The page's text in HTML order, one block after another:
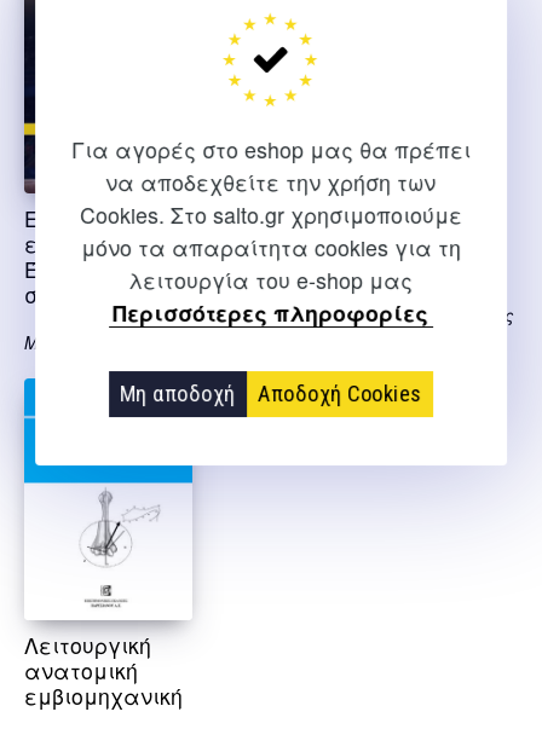
Για αγορές στο eshop μας θα πρέπει
να αποδεχθείτε την χρήση των
Cookies. Στο salto.gr χρησιμοποιούμε
μόνο τα απαραίτητα cookies για τη
λειτουργία του e-shop μας
Περισσότερες πληροφορίες
Μη αποδοχή Αποδοχή Cookies
Εφαρμοσμένη
εμβιομηχανική
Έννοιες και
συνδέσεις
McLester John
Εισαγωγή στην
εμβιομηχανική
Μασσαλάς Χρήστος,
Ποτσίκα Βασιλική, Φωτιάδης
Λειτουργική
ανατομική
εμβιομηχανική